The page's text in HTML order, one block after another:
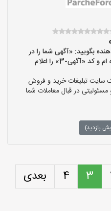
بگویید: «آگهی شما را در
سایت «پارچه فروشی ها» دیده ام و کد «آگهی-3» را اعلام
سایت تبلیغات خرید و فروش
در قبال معاملات شما
بازدید)
3
4
بعدی